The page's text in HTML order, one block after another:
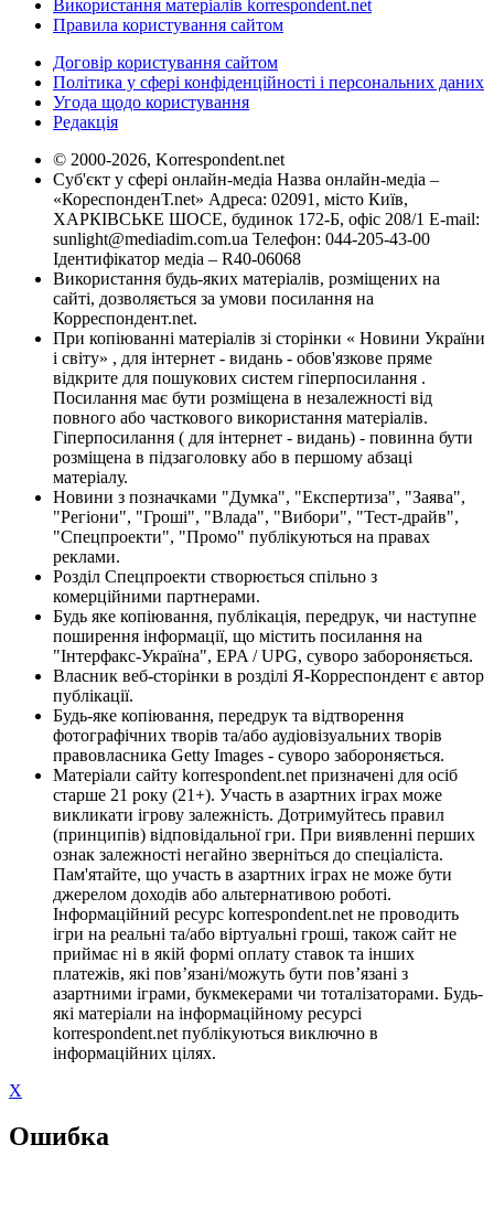
Використання матеріалів korrespondent.net
Правила користування сайтом
Договір користування сайтом
Політика у сфері конфіденційності і персональних даних
Угода щодо користування
Редакція
© 2000-2026, Korrespondent.net
Суб'єкт у сфері онлайн-медіа Назва онлайн-медіа –
«КореспонденТ.net» Адреса: 02091, місто Київ,
ХАРКІВСЬКЕ ШОСЕ, будинок 172-Б, офіс 208/1 E-mail:
sunlight@mediadim.com.ua Телефон: 044-205-43-00
Ідентифікатор медіа – R40-06068
Використання будь-яких матеріалів, розміщених на
сайті, дозволяється за умови посилання на
Корреспондент.net.
При копіюванні матеріалів зі сторінки « Новини України
і світу» , для інтернет - видань - обов'язкове пряме
відкрите для пошукових систем гіперпосилання .
Посилання має бути розміщена в незалежності від
повного або часткового використання матеріалів.
Гіперпосилання ( для інтернет - видань) - повинна бути
розміщена в підзаголовку або в першому абзаці
матеріалу.
Новини з позначками "Думка", "Експертиза", "Заява",
"Регіони", "Гроші", "Влада", "Вибори", "Тест-драйв",
"Спецпроекти", "Промо" публікуються на правах
реклами.
Розділ Спецпроекти створюється спільно з
комерційними партнерами.
Будь яке копіювання, публікація, передрук, чи наступне
поширення інформації, що містить посилання на
"Інтерфакс-Україна", EPA / UPG, суворо забороняється.
Власник веб-сторінки в розділі Я-Корреспондент є автор
публікації.
Будь-яке копіювання, передрук та відтворення
фотографічних творів та/або аудіовізуальних творів
правовласника Getty Images - суворо забороняється.
Матеріали сайту korrespondent.net призначені для осіб
старше 21 року (21+). Участь в азартних іграх може
викликати ігрову залежність. Дотримуйтесь правил
(принципів) відповідальної гри. При виявленні перших
ознак залежності негайно зверніться до спеціаліста.
Пам'ятайте, що участь в азартних іграх не може бути
джерелом доходів або альтернативою роботі.
Інформаційний ресурс korrespondent.net не проводить
ігри на реальні та/або віртуальні гроші, також сайт не
приймає ні в якій формі оплату ставок та інших
платежів, які пов’язані/можуть бути пов’язані з
азартними іграми, букмекерами чи тоталізаторами. Будь-
які матеріали на інформаційному ресурсі
korrespondent.net публікуються виключно в
інформаційних цілях.
X
Ошибка